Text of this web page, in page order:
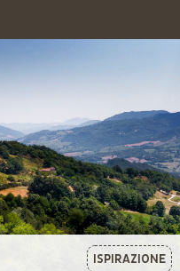
ISPIRAZIONE